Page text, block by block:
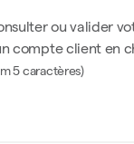
ou valider
compte client en
5 caractères)